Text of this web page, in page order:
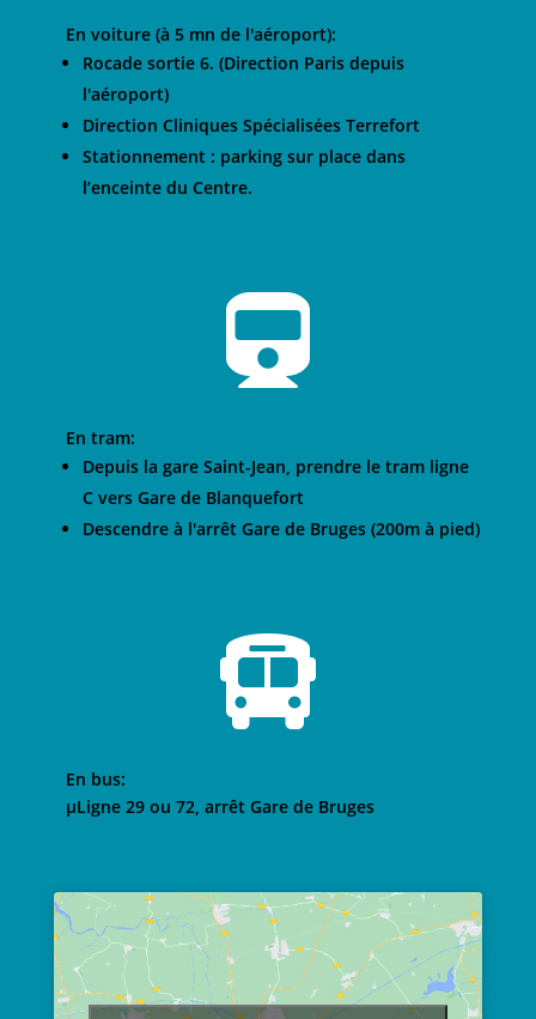
En voiture (à 5 mn de l'aéroport):
Rocade sortie 6. (Direction Paris depuis
l'aéroport)
Direction Cliniques Spécialisées Terrefort
Stationnement : parking sur place dans
l’enceinte du Centre.

En tram:
Depuis la gare Saint-Jean, prendre le tram ligne
C vers Gare de Blanquefort
Descendre à l'arrêt Gare de Bruges (200m à pied)

En bus:
µLigne 29 ou 72, arrêt Gare de Bruges